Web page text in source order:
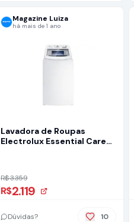
Magazine Luiza
há mais de 1 ano
Lavadora de Roupas
Electrolux Essential Care
R$ 3.359
R$2.119
Dúvidas? 10